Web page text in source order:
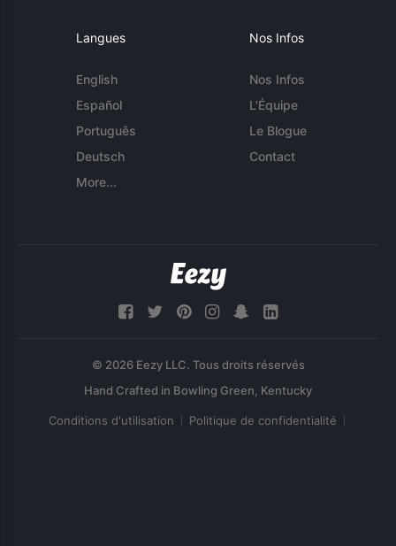
Langues
English
Español
Português
Deutsch
More...
Nos Infos
Nos Infos
L'Équipe
Le Blogue
Contact
© 2026 Eezy LLC. Tous droits réservés
Conditions d'utilisation Politique de confidentialité